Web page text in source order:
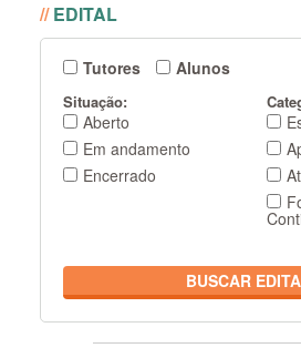
//EDITAL
Tutores Alunos
Situação:
Aberto
Em andamento
Encerrado
BUSCAR